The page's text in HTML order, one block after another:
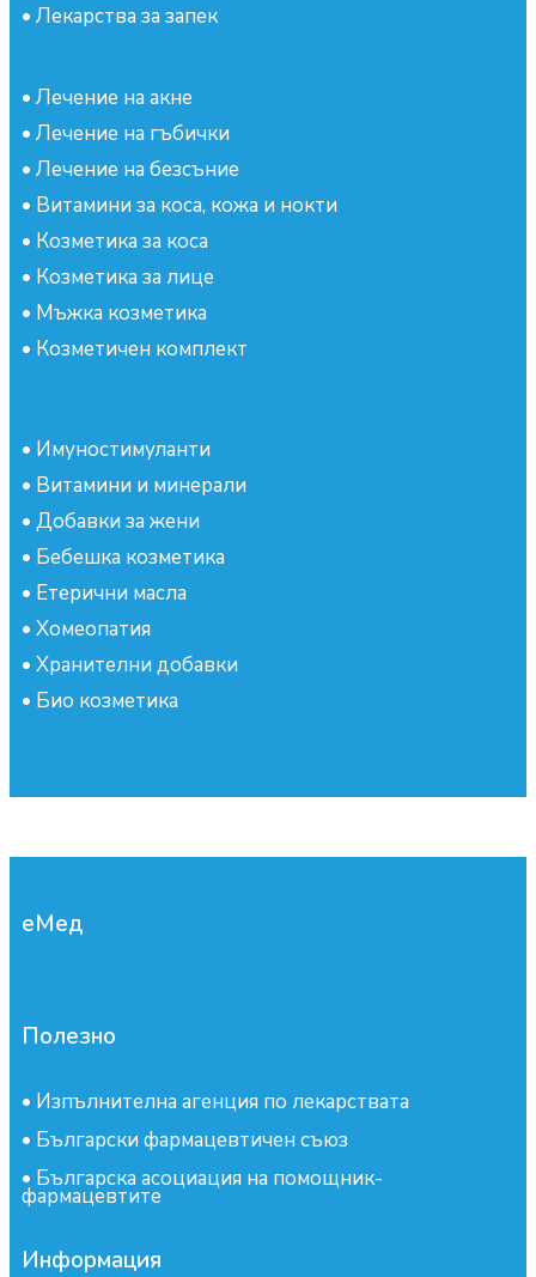
• Лекарства за запек
• Лечение на акне
• Лечение на гъбички
• Лечение на безсъние
• Витамини за коса, кожа и нокти
• Козметика за коса
• Козметика за лице
• Мъжка козметика
• Козметичен комплект
• Имуностимуланти
• Витамини и минерали
• Добавки за жени
• Бебешка козметика
• Етерични масла
• Хомеопатия
• Хранителни добавки
• Био козметика
еМед
Полезно
• Изпълнителна агенция по лекарствата
• Български фармацевтичен съюз
• Българска асоциация на помощник-
фармацевтите
Информация